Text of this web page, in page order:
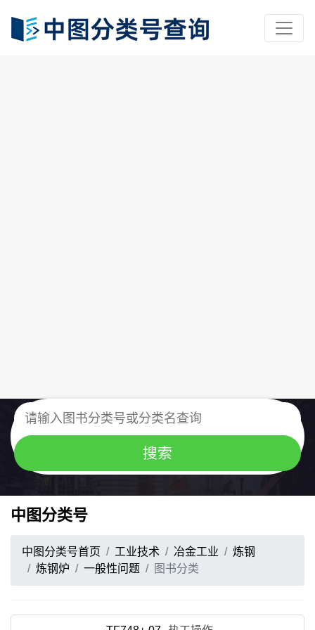
中图分类号
中图分类号首页 工业技术 冶金工业
炼钢
炼钢炉
一般性问题 图书分类